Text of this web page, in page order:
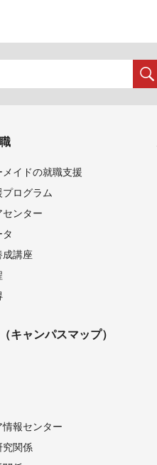
メイドの就職支援
ログラム
センター
成講座
キャンパスマップ）
情報センター
究関係